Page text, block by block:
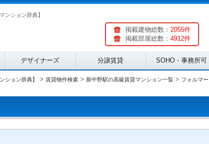
ンション辞典】
掲載建物総数： 2055件
掲載部屋総数： 4912件
デザイナーズ 分譲賃貸 SOHO・事務所可
ション辞典】 > 賃貸物件検索 > 新中野駅の高級賃貸マンション一覧 > フォルマ